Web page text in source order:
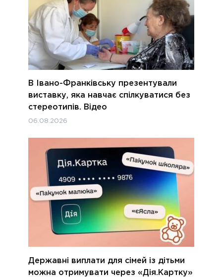
В Івано-Франківську презентували
виставку, яка навчає спілкуватися без
стереотипів. Відео
06.08.2026
Державні виплати для сімей із дітьми
можна отримувати через «Дія.Картку»